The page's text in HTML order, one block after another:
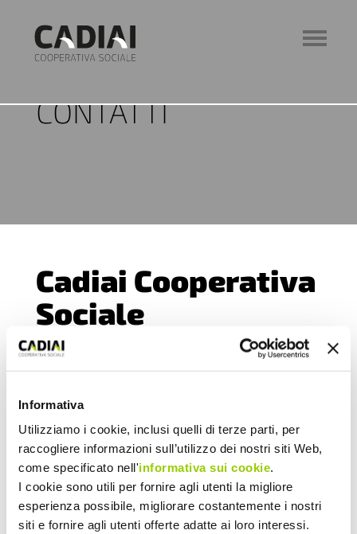
Informativa
Utilizziamo i cookie, inclusi quelli di terze parti, per
raccogliere informazioni sull’utilizzo dei nostri siti Web,
come specificato nell'informativa sui cookie.
I cookie sono utili per fornire agli utenti la migliore
esperienza possibile, migliorare costantemente i nostri
siti e fornire agli utenti offerte adatte ai loro interessi.
CONTATTI
Cadiai Cooperativa
Sociale
Via Bovi Campeggi 2/4E, 40131 Bologna
T +39 051 5283511 | EMAIL
CHIAMA
+39 051 5283511
SCRIVI EMAIL